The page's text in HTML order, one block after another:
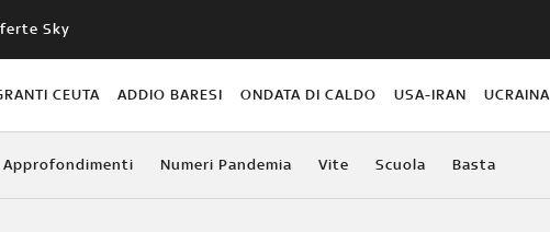
Sky
CEUTA ADDIO BARESI ONDATA DI CALDO USA-IRAN UCRAINA
Approfondimenti Numeri Pandemia Vite Scuola Basta